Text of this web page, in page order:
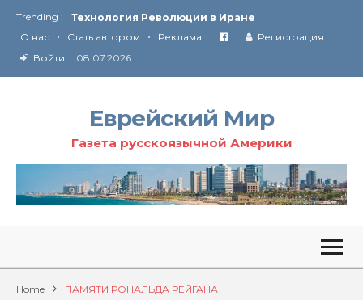
Trending :
Технология Революции в Иране
От Ирана до Ливана и Газы
О нас • Стать автором • Реклама
Регистрация
Войти
08.07.2026
Еврейский Мир
Газета русскоязычной Америки
Home ПАМЯТИ РОНАЛЬДА РЕЙГАНА